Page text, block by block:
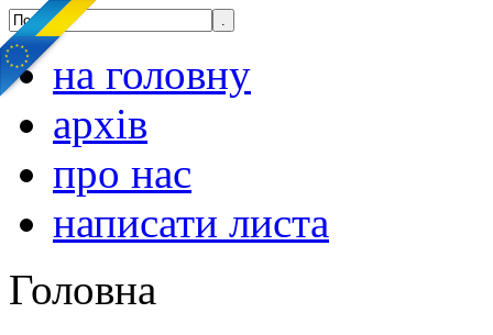
на головну
архів
про нас
написати листа
Головна